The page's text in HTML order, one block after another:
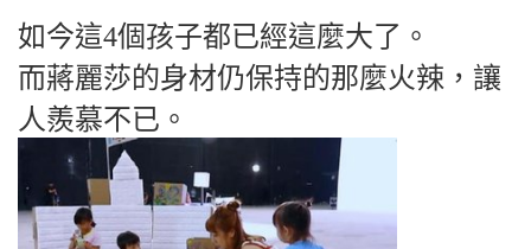
如今這4個孩子都已經這麼大了。
而蔣麗莎的身材仍保持的那麼火辣，讓
人羨慕不已。